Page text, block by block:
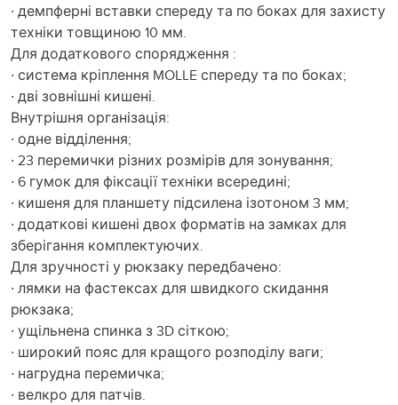
· демпферні вставки спереду та по боках для захисту
техніки товщиною 10 мм.
Для додаткового спорядження :
· система кріплення MOLLE спереду та по боках;
· дві зовнішні кишені.
Внутрішня організація:
· одне відділення;
· 23 перемички різних розмірів для зонування;
· 6 гумок для фіксації техніки всередині;
· кишеня для планшету підсилена ізотоном 3 мм;
· додаткові кишені двох форматів на замках для
зберігання комплектуючих.
Для зручності у рюкзаку передбачено:
· лямки на фастексах для швидкого скидання
рюкзака;
· ущільнена спинка з 3D сіткою;
· широкий пояс для кращого розподілу ваги;
· нагрудна перемичка;
· велкро для патчів.